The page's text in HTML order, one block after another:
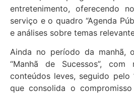
entretenimento, oferecendo
serviço e o quadro “Agenda
e análises sobre temas
Ainda no período da manhã,
“Manhã de Sucessos”, com
conteúdos leves, seguido pelo
que consolida o